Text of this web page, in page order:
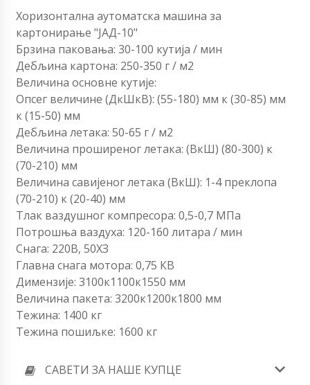
Хоризонтална аутоматска машина за
картонирање "ЈАД-10"
Брзина паковања: 30-100 кутија / мин
Дебљина картона: 250-350 г / м2
Величина основне кутије:
Опсег величине (ДкШкВ): (55-180) мм к (30-85) мм
к (15-50) мм
Дебљина летака: 50-65 г / м2
Величина проширеног летака: (ВкШ) (80-300) к
(70-210) мм
Величина савијеног летака (ВкШ): 1-4 преклопа
(70-210) к (20-40) мм
Тлак ваздушног компресора: 0,5-0,7 МПа
Потрошња ваздуха: 120-160 литара / мин
Снага: 220В, 50ХЗ
Главна снага мотора: 0,75 КВ
Димензије: 3100к1100к1550 мм
Величина пакета: 3200к1200к1800 мм
Тежина: 1400 кг
Тежина пошиљке: 1600 кг
САВЕТИ ЗА НАШЕ КУПЦЕ